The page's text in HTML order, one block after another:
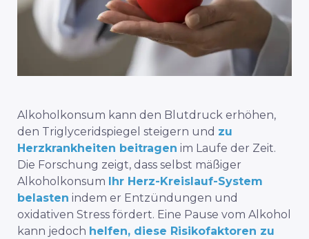
Alkoholkonsum kann den Blutdruck erhöhen,
den Triglyceridspiegel steigern und zu
Herzkrankheiten beitragen im Laufe der Zeit.
Die Forschung zeigt, dass selbst mäßiger
Alkoholkonsum Ihr Herz-Kreislauf-System
belasten indem er Entzündungen und
oxidativen Stress fördert. Eine Pause vom Alkohol
kann jedoch helfen, diese Risikofaktoren zu